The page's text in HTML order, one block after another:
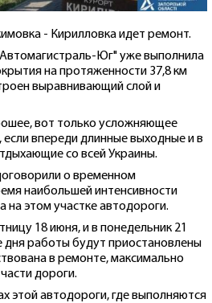
- Кирилловка идет ремонт.
Юг" уже выполнила
на протяженности 37,8 км
выравнивающий слой и
вот только усложняющее
впереди длинные выходные и в
со всей Украины.
о временном
наибольшей интенсивности
на этом участке автодороги.
18 июня, и в понедельник 21
дня работы будут приостановлены
в ремонте, максимально
дороги.
этой автодороги, где выполняются